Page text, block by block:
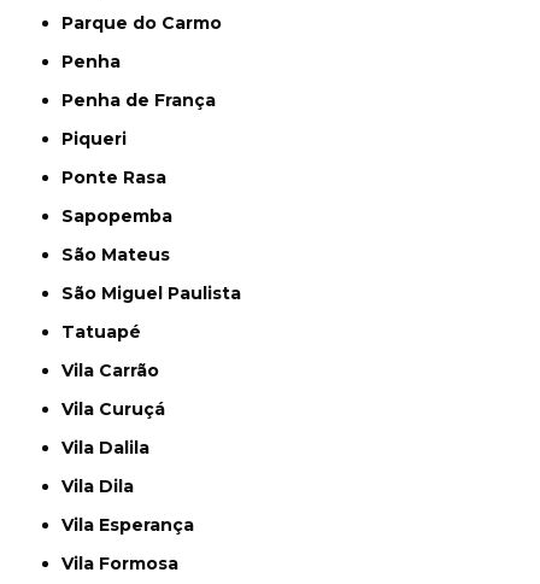
Parque do Carmo
Penha
Penha de França
Piqueri
Ponte Rasa
Sapopemba
São Mateus
São Miguel Paulista
Tatuapé
Vila Carrão
Vila Curuçá
Vila Dalila
Vila Dila
Vila Esperança
Vila Formosa